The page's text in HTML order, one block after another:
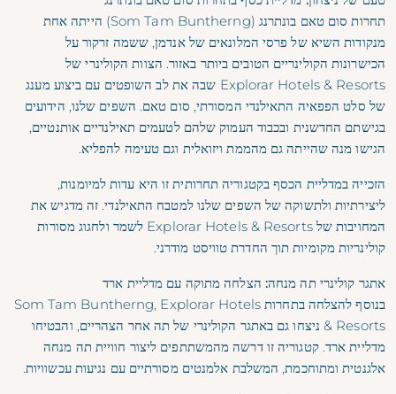
תחרות סום טאם בונתרנג (Som Tam Buntherng) הייתה אחת
מנקודות השיא של פרסי המלונאים של אנדמן, ששמה זרקור על
הכישרונות הקולינריים הטובים ביותר באזור. הצוות הקולינרי של
Explorar Hotels & Resorts שבה את לב השופטים עם ביצוע מענג
של סלט הפפאיה התאילנדי המסורתי, סום טאם. השפים שלנו, הידועים
בגישתם החדשנית ובכבוד העמוק שלהם לטעמים תאילנדיים אותנטיים,
הגישו מנה שהייתה גם מהממת ויזואלית וגם טעימה להפליא.
הזכייה במדליית הכסף בקטגוריה תחרותית זו היא עדות למיומנות,
ליצירתיות ולתשוקה של השפים שלנו למטבח התאילנדי. זה מדגיש את
המחויבות של Explorar Hotels & Resorts לשמר ולחגוג מסורות
קולינריות מקומיות תוך החדרת טוויסט מודרני.
אתגר קולינרי תה מנחה: הצלחה מתוקה עם מדליית ארד
בנוסף להצלחה בתחרות Som Tam Buntherng, Explorar Hotels
& Resorts ניצחו גם באתגר הקולינרי של תה אחר הצהריים, והבטיחו
מדליית ארד. קטגוריה זו דרשה מהמשתתפים ליצור חוויית תה מנחה
אלגנטית ומתוחכמת, המשלבת אלמנטים מסורתיים עם נגיעות עכשוויות.